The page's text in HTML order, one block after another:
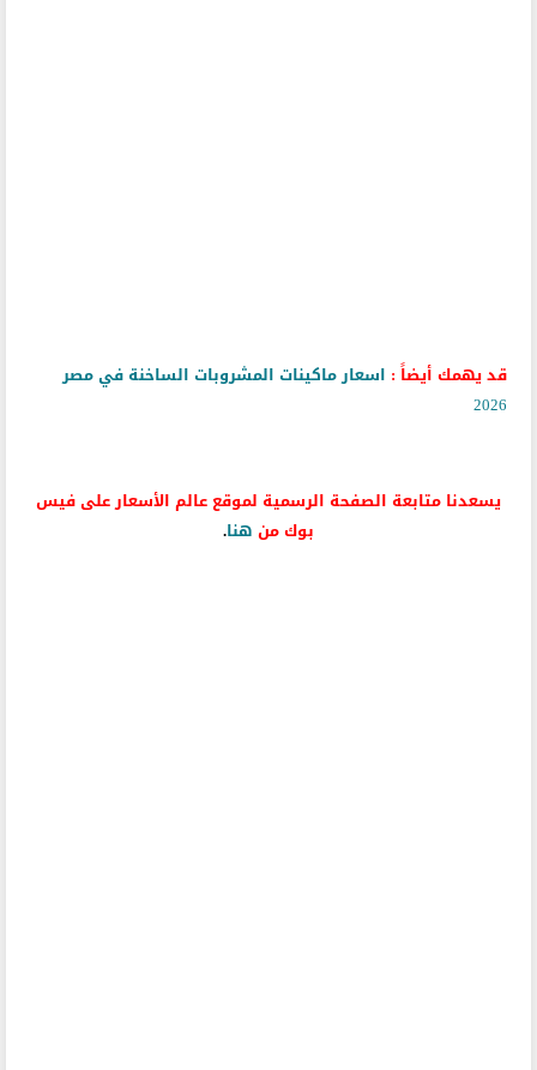
قد يهمك أيضاً : اسعار ماكينات المشروبات الساخنة في مصر
2026
يسعدنا متابعة الصفحة الرسمية لموقع عالم الأسعار على فيس
بوك من هنا.